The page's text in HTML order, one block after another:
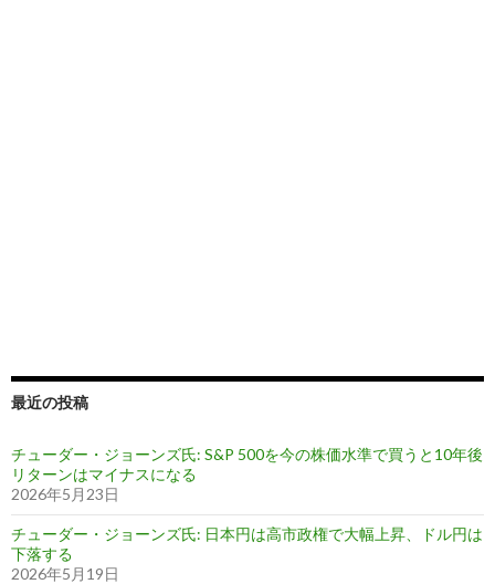
最近の投稿
チューダー・ジョーンズ氏: S&P 500を今の株価水準で買うと10年後
リターンはマイナスになる
2026年5月23日
チューダー・ジョーンズ氏: 日本円は高市政権で大幅上昇、ドル円は
下落する
2026年5月19日